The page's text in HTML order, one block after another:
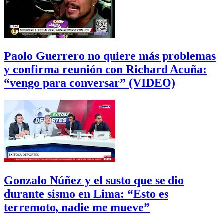
Paolo Guerrero no quiere más problemas
y confirma reunión con Richard Acuña:
“vengo para conversar” (VIDEO)
Gonzalo Núñez y el susto que se dio
durante sismo en Lima: “Esto es
terremoto, nadie me mueve”